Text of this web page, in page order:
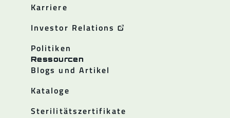
Karriere
Investor Relations
Politiken
Ressourcen
Blogs und Artikel
Kataloge
Sterilitätszertifikate